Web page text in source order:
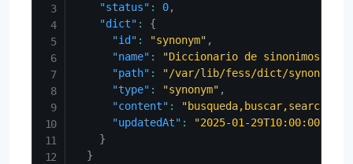
"status" : 0,
"dict" :
{
"id" : "synonym" ,
"name" : "Diccionario de sinonimos"
"path" :
"/var/lib/fess/dict/
"type" : "synonym" ,
"content" :
"updatedAt" :
"2025-01-29T10:00:00Z"
}
}